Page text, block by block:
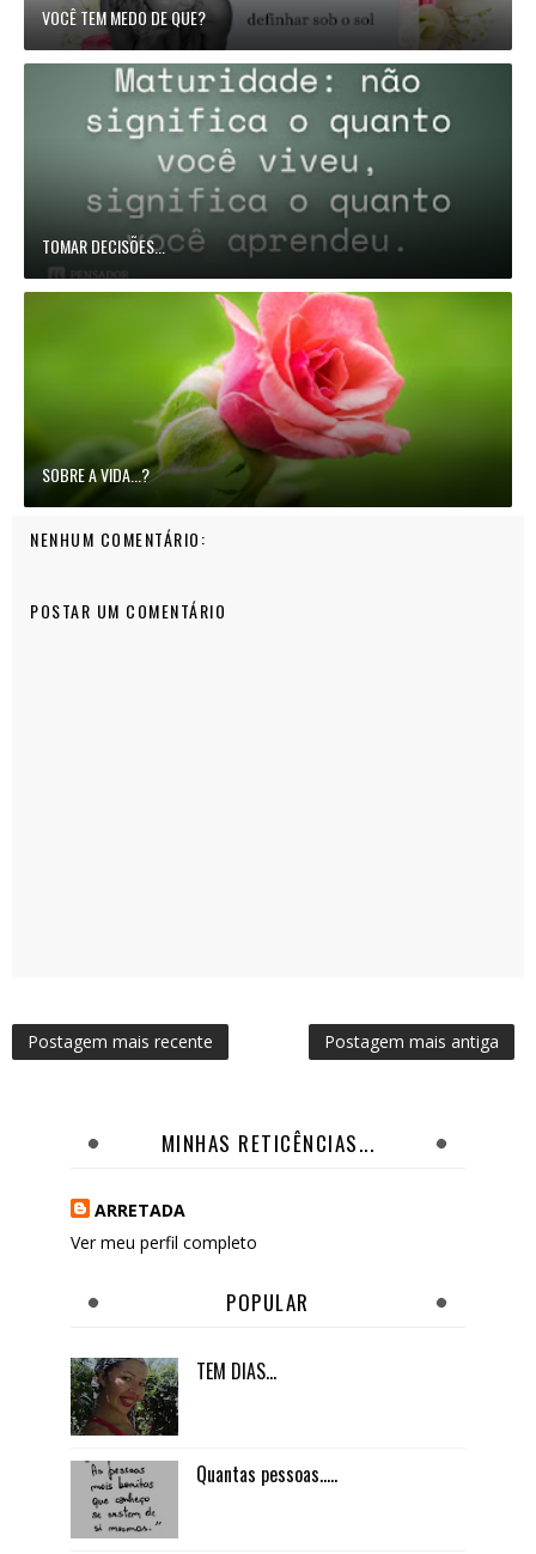
VOCÊ TEM MEDO DE QUE?
TOMAR DECISÕES...
SOBRE A VIDA...?
NENHUM COMENTÁRIO:
POSTAR UM COMENTÁRIO
Postagem mais recente Postagem mais antiga
MINHAS RETICÊNCIAS...
ARRETADA
Ver meu perfil completo
POPULAR
TEM DIAS...
Quantas pessoas.....